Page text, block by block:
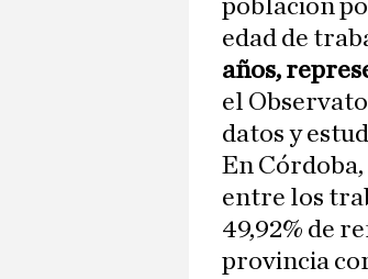
población
edad de
años,
el
datos y
En
entre los
49,92% de
provincia